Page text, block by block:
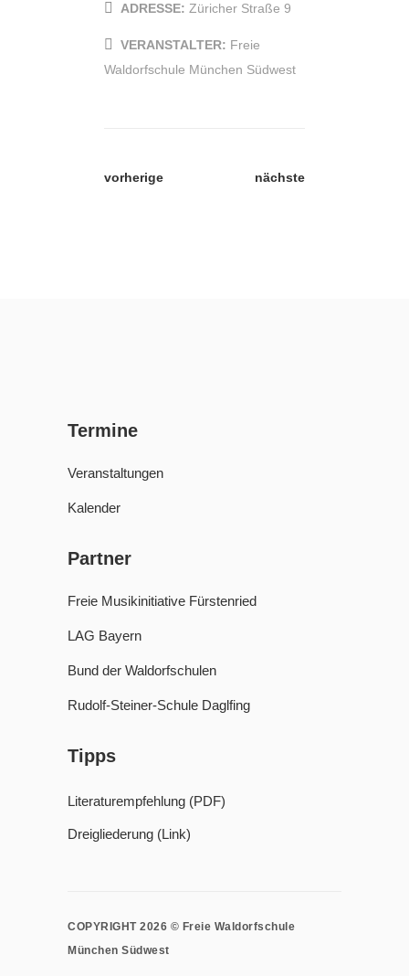
ADRESSE: Züricher Straße 9
VERANSTALTER: Freie
Waldorfschule München Südwest
vorherige nächste
Termine
Veranstaltungen
Kalender
Partner
Freie Musikinitiative Fürstenried
LAG Bayern
Bund der Waldorfschulen
Rudolf-Steiner-Schule Daglfing
Tipps
Literaturempfehlung (PDF)
Dreigliederung (Link)
COPYRIGHT 2026 © Freie Waldorfschule
München Südwest